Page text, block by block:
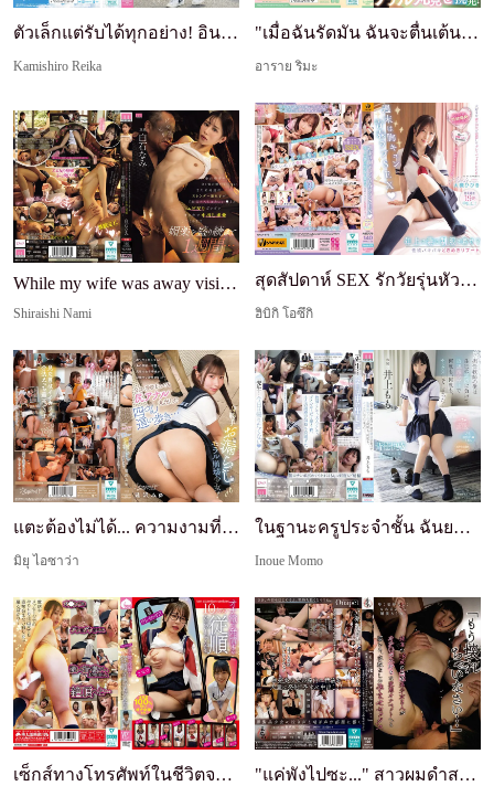
ตัวเล็กแต่รับได้ทุกอย่าง! อินฟลูเอนเซอร์ขายของยอด...
Kamishiro Reika
"เมื่อฉันรัดมัน ฉันจะตื่นเต้นและรูตูดของฉันกระตุก...
อาราย ริมะ
While my wife was away visiting her family, I kep...
Shiraishi Nami
สุดสัปดาห์ SEX รักวัยรุ่นหัวใจเต้นแรง: ใส่คาชุดนั...
ฮิบิกิ โอซึกิ
แตะต้องไม่ได้... ความงามที่เข้าถึงไม่ได้นั้น สาวท...
มิยุ ไอซาว่า
ในฐานะครูประจำชั้น ฉันยอมจำนนต่อการยั่วยุของนักเร...
Inoue Momo
เซ็กส์ทางโทรศัพท์ในชีวิตจริง: สาวเชื่อฟัง 10 คนเง... "แค่พังไปซะ..." สาวผมดำสวยบริสุทธิ์อายุ 18 ปีสองค...